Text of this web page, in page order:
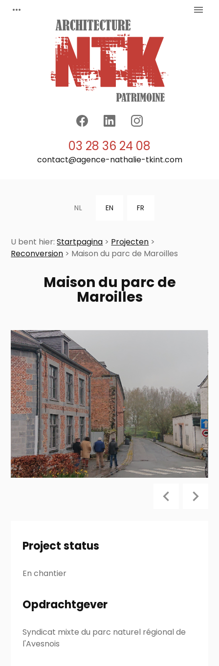
more_horiz menu
03 28 36 24 08
contact@agence-nathalie-tkint.com
NL EN FR
U bent hier:Startpagina > Projecten >
Reconversion > Maison du parc de Maroilles
Maison du parc de
Maroilles
Project status
En chantier
Opdrachtgever
Syndicat mixte du parc naturel régional de
l'Avesnois